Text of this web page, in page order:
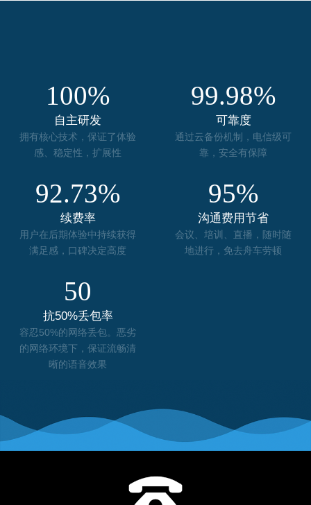
100%
自主研发
拥有核心技术，保证了体验
感、稳定性，扩展性
99.98%
可靠度
通过云备份机制，电信级可
靠，安全有保障
92.73%
续费率
用户在后期体验中持续获得
满足感，口碑决定高度
95%
沟通费用节省
会议、培训、直播，随时随
地进行，免去舟车劳顿
50
抗50%丢包率
容忍50%的网络丢包。恶劣
的网络环境下，保证流畅清
晰的语音效果